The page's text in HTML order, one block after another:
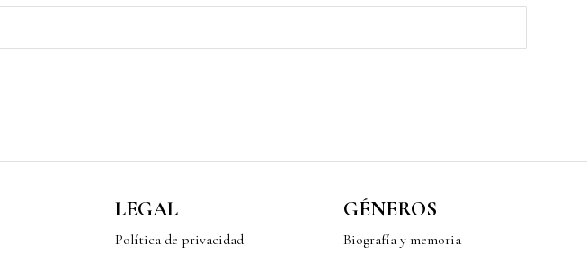
LEGAL
Política de privacidad
GÉNEROS
Biografía y memoria